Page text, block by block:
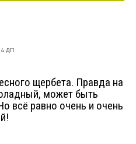
ДП
щербета. Правда на
может быть
всё равно очень и очень